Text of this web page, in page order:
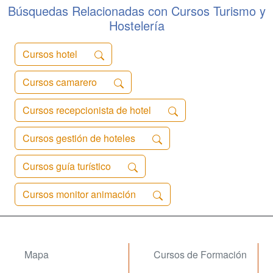
preparamos para ...
Búsquedas Relacionadas con Cursos Turismo y
Hostelería
Cursos hotel
Cursos camarero
Cursos recepcionista de hotel
Cursos gestión de hoteles
Cursos guía turístico
Cursos monitor animación
Mapa
Cursos de Formación